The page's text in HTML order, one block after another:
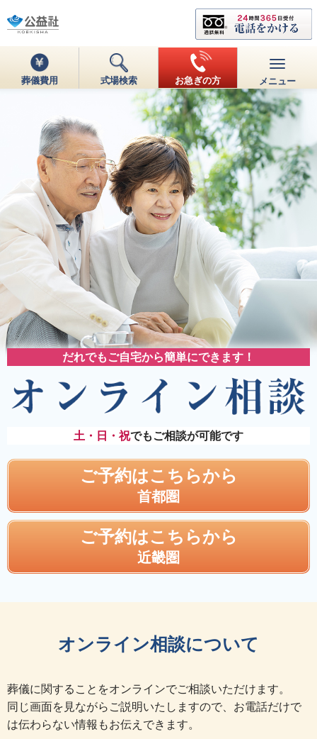
葬儀費用 式場検索 お急ぎの方 メニュー
だれでもご自宅から簡単にできます！
土・日・祝でもご相談が可能です
ご予約はこちらから
首都圏
ご予約はこちらから
近畿圏
オンライン相談について
葬儀に関することをオンラインでご相談いただけます。
同じ画面を見ながらご説明いたしますので、お電話だけで
は伝わらない情報もお伝えできます。